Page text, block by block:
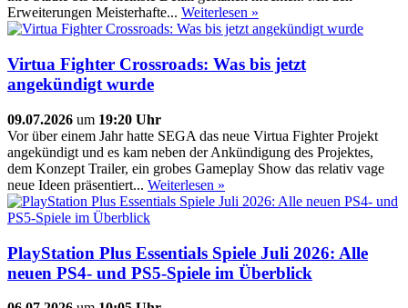
Erweiterungen Meisterhafte... Weiterlesen »
Virtua Fighter Crossroads: Was bis jetzt
angekündigt wurde
09.07.2026 um 19:20 Uhr
Vor über einem Jahr hatte SEGA das neue Virtua Fighter Projekt
angekündigt und es kam neben der Ankündigung des Projektes,
dem Konzept Trailer, ein grobes Gameplay Show das relativ vage
neue Ideen präsentiert... Weiterlesen »
PlayStation Plus Essentials Spiele Juli 2026: Alle
neuen PS4- und PS5-Spiele im Überblick